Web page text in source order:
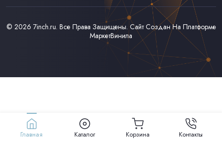
© 2026 7inch.ru. Все Права Защищены. Сайт Создан На Платформе
МаркетВинила
Главная Каталог Корзина Контакты